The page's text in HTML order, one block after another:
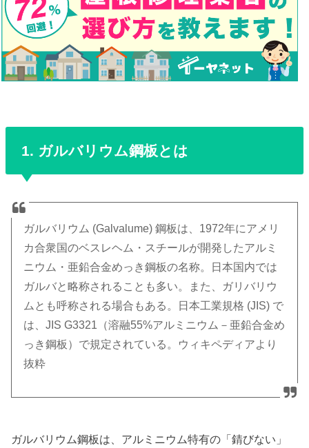
1. ガルバリウム鋼板とは
ガルバリウム (Galvalume) 鋼板は、1972年にアメリ
カ合衆国のベスレヘム・スチールが開発したアルミ
ニウム・亜鉛合金めっき鋼板の名称。日本国内では
ガルバと略称されることも多い。また、ガリバリウ
ムとも呼称される場合もある。日本工業規格 (JIS) で
は、JIS G3321（溶融55%アルミニウム－亜鉛合金め
っき鋼板）で規定されている。ウィキペディアより
抜粋
ガルバリウム鋼板は、アルミニウム特有の「錆びない」